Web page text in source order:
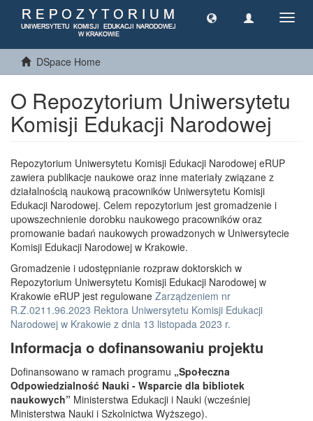
DSpace Home
O Repozytorium Uniwersytetu
Komisji Edukacji Narodowej
Repozytorium Uniwersytetu Komisji Edukacji Narodowej eRUP
zawiera publikacje naukowe oraz inne materiały związane z
działalnością naukową pracowników Uniwersytetu Komisji
Edukacji Narodowej. Celem repozytorium jest gromadzenie i
upowszechnienie dorobku naukowego pracowników oraz
promowanie badań naukowych prowadzonych w Uniwersytecie
Komisji Edukacji Narodowej w Krakowie.
Gromadzenie i udostępnianie rozpraw doktorskich w
Repozytorium Uniwersytetu Komisji Edukacji Narodowej w
Krakowie eRUP jest regulowane Zarządzeniem nr
R.Z.0211.96.2023 Rektora Uniwersytetu Komisji Edukacji
Narodowej w Krakowie z dnia 13 listopada 2023 r.
Informacja o dofinansowaniu projektu
Dofinansowano w ramach programu „Społeczna
Odpowiedzialność Nauki - Wsparcie dla bibliotek
naukowych” Ministerstwa Edukacji i Nauki (wcześniej
Ministerstwa Nauki i Szkolnictwa Wyższego).